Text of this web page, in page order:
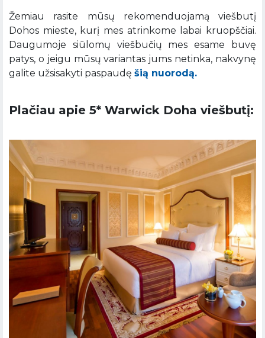
Žemiau rasite mūsų rekomenduojamą viešbutį
Dohos mieste, kurį mes atrinkome labai kruopščiai.
Daugumoje siūlomų viešbučių mes esame buvę
patys, o jeigu mūsų variantas jums netinka, nakvynę
galite užsisakyti paspaudę šią nuorodą.
Plačiau apie 5* Warwick Doha viešbutį: